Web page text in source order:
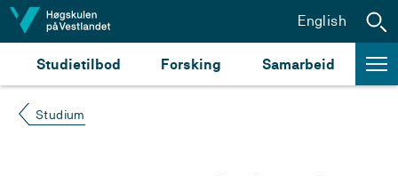
Hopp til innhald
Studietilbod Forsking Samarbeid
English
Studium